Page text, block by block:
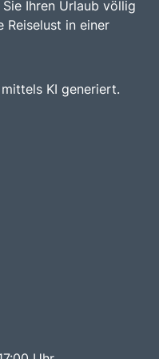
Ihren Urlaub völlig
Reiselust in einer
KI generiert.